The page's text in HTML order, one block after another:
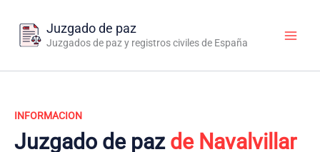
contenido
Juzgado de paz
Juzgados de paz y registros civiles de España
INFORMACION
Juzgado de paz de Navalvillar